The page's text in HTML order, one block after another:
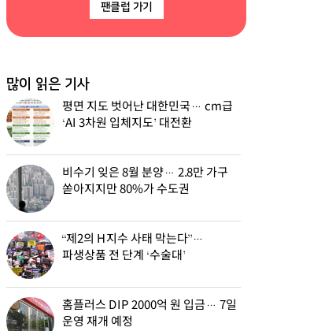
팬클럽 가기
많이 읽은 기사
평면 지도 벗어난 대한민국… cm급
‘AI 3차원 입체지도’ 대전환
비수기 잊은 8월 분양… 2.8만 가구
쏟아지지만 80%가 수도권
“제2의 H지수 사태 막는다”…
파생상품 전 단계 ‘수술대’
홈플러스 DIP 2000억 원 입금… 7일
운영 재개 예정